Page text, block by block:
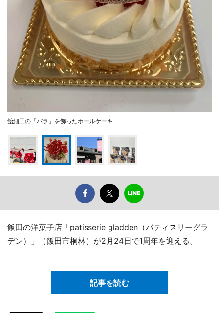
飴細工の「バラ」を飾ったホールケーキ
飯田の洋菓子店「patisserie gladden（パティスリーグラ
デン）」（飯田市桐林）が2月24日で1周年を迎える。
記事を読む